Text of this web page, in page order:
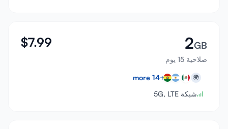
2GB
صلاحية 15 يوم
$7.99
🌍
+
14
شبكة 5G, LTE